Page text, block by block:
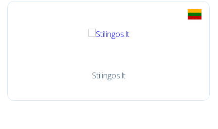
Stilingos.lt